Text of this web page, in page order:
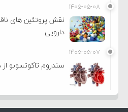
۱۴۰۵-۰۵-۰۸
نقش پروتئین های
دارویی
۱۴۰۵-۰۵-۰۷
سندروم تاکوتسوبو